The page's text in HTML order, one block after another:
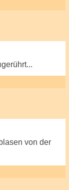
von der